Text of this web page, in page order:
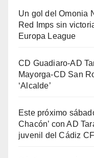
Un gol del Omonia
Red Imps sin
Europa League
CD Guadiaro-AD
Mayorga-CD San
‘Alcalde’
Este próximo
Chacón’ con AD
juvenil del Cádiz CF